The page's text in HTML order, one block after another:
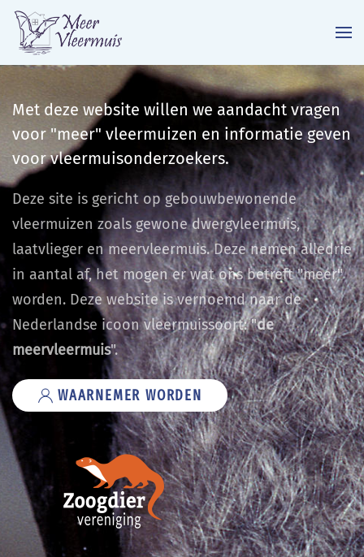
Terug naar hoofdinhoud
Met deze website willen we aandacht vragen
voor "meer" vleermuizen en informatie geven
voor vleermuisonderzoekers.
Deze site is gericht op gebouwbewonende
vleermuizen zoals gewone dwergvleermuis,
laatvlieger en meervleermuis. Deze nemen alledrie
in aantal af, het mogen er wat ons betreft "meer"
worden. Deze website is vernoemd naar de
Nederlandse icoon vleermuissoort: "de
meervleermuis".
WAARNEMER WORDEN